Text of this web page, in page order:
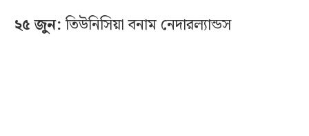
২৫ জুন:তিউনিসিয়া বনাম নেদারল্যান্ডস